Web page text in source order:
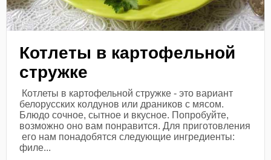
Котлеты в картофельной
стружке
Котлеты в картофельной стружке - это вариант
белорусских колдунов или драников с мясом.
Блюдо сочное, сытное и вкусное. Попробуйте,
возможно оно вам понравится. Для приготовления
его нам понадобятся следующие ингредиенты:
филе...